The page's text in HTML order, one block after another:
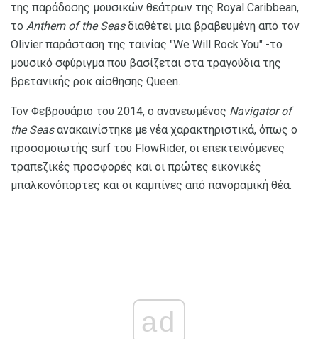
της παράδοσης μουσικών θεάτρων της Royal Caribbean,
το Anthem of the Seasδιαθέτει μια βραβευμένη από τον
Olivier παράσταση της ταινίας "We Will Rock You" -το
μουσικό σφύριγμα που βασίζεται στα τραγούδια της
βρετανικής ροκ αίσθησης Queen.
Τον Φεβρουάριο του 2014, ο ανανεωμένος Navigator of
the Seasανακαινίστηκε με νέα χαρακτηριστικά, όπως ο
προσομοιωτής surf του FlowRider, οι επεκτεινόμενες
τραπεζικές προσφορές και οι πρώτες εικονικές
μπαλκονόπορτες και οι καμπίνες από πανοραμική θέα.
ad